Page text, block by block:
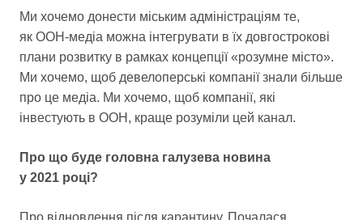
Ми хочемо донести міським адміністраціям те,
як OOH-медіа можна інтегрувати в їх довгострокові
плани розвитку в рамках концепції «розумне місто».
Ми хочемо, щоб девелоперські компанії знали більше
про це медіа. Ми хочемо, щоб компанії, які
інвестують в OOH, краще розуміли цей канал.
Про що буде головна галузева новина
у 2021 році?
Про відновлення після карантину. Почалася